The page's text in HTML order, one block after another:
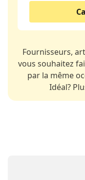
Fournisseurs,
vous souhaitez
par la même
Idéal?